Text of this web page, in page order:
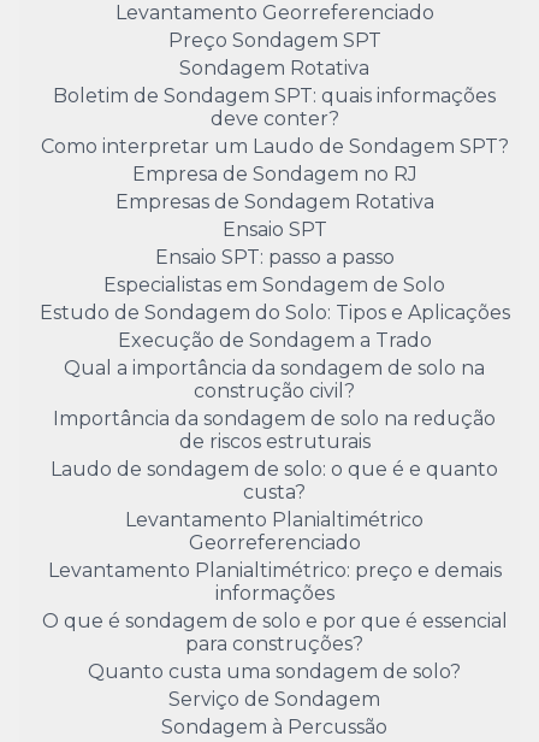
Levantamento Georreferenciado
Preço Sondagem SPT
Sondagem Rotativa
Boletim de Sondagem SPT: quais informações
deve conter?
Como interpretar um Laudo de Sondagem SPT?
Empresa de Sondagem no RJ
Empresas de Sondagem Rotativa
Ensaio SPT
Ensaio SPT: passo a passo
Especialistas em Sondagem de Solo
Estudo de Sondagem do Solo: Tipos e Aplicações
Execução de Sondagem a Trado
Qual a importância da sondagem de solo na
construção civil?
Importância da sondagem de solo na redução
de riscos estruturais
Laudo de sondagem de solo: o que é e quanto
custa?
Levantamento Planialtimétrico
Georreferenciado
Levantamento Planialtimétrico: preço e demais
informações
O que é sondagem de solo e por que é essencial
para construções?
Quanto custa uma sondagem de solo?
Serviço de Sondagem
Sondagem à Percussão